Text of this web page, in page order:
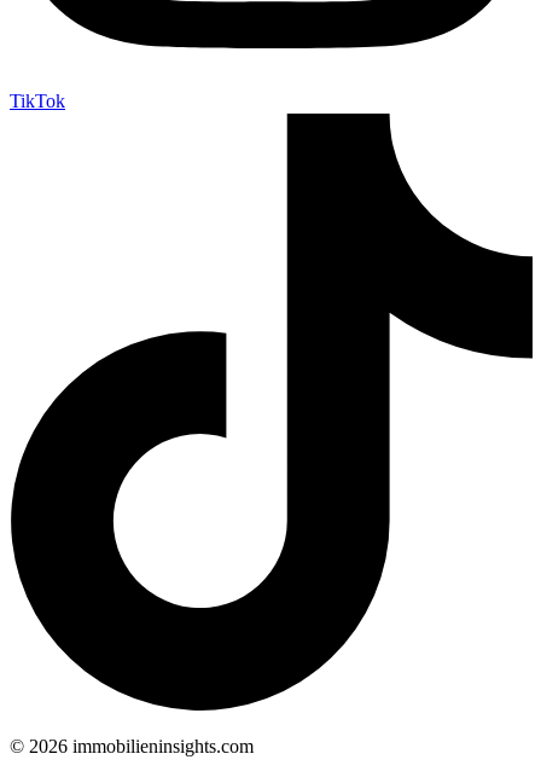
TikTok
© 2026 immobilieninsights.com